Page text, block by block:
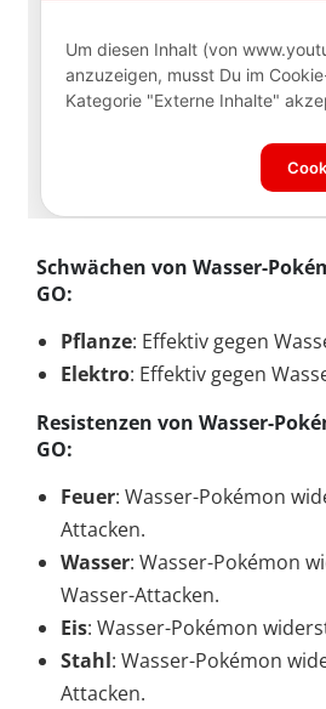
Schwächen von Wasser-
GO:
Pflanze: Effektiv gegen
Elektro: Effektiv gegen
Resistenzen von Wasser-
GO:
Feuer: Wasser-Pokémon
Attacken.
Wasser: Wasser-Pokémon
Wasser-Attacken.
Eis: Wasser-Pokémon
Stahl: Wasser-Pokémon
Attacken.